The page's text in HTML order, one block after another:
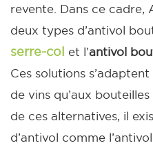
revente. Dans ce cadre,
deux types d’antivol
serre-col et l’antivol
Ces solutions
de vins qu’aux
de ces alternatives, il
d’antivol comme